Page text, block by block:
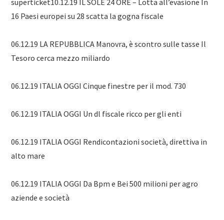
superticket10.12.19 IL SOLE 24 ORE – Lotta all’evasione In
16 Paesi europei su 28 scatta la gogna fiscale
06.12.19 LA REPUBBLICA Manovra, è scontro sulle tasse Il
Tesoro cerca mezzo miliardo
06.12.19 ITALIA OGGI Cinque finestre per il mod. 730
06.12.19 ITALIA OGGI Un dl fiscale ricco per gli enti
06.12.19 ITALIA OGGI Rendicontazioni società, direttiva in
alto mare
06.12.19 ITALIA OGGI Da Bpm e Bei 500 milioni per agro
aziende e società